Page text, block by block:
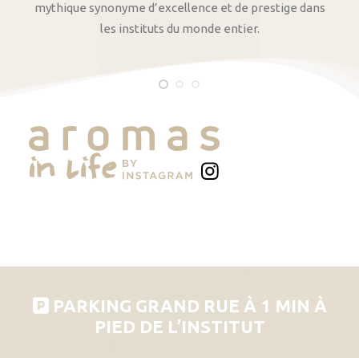
mythique synonyme d’excellence et de prestige dans
les instituts du monde entier.
PARKING GRAND RUE À 1 MIN À
PIED DE L’INSTITUT